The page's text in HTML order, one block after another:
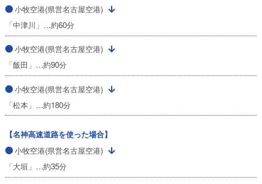
小牧空港(県営名古屋空港)
「中津川」…約60分
小牧空港(県営名古屋空港)
「飯田」…約90分
小牧空港(県営名古屋空港)
「松本」…約180分
【名神高速道路を使った場合】
小牧空港(県営名古屋空港)
「大垣」…約35分